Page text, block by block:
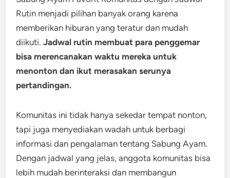
Rutin menjadi pilihan banyak orang karena
memberikan hiburan yang teratur dan mudah
diikuti.Jadwal rutin membuat para penggemar
bisa merencanakan waktu mereka untuk
menonton dan ikut merasakan serunya
pertandingan.
Komunitas ini tidak hanya sekedar tempat nonton,
tapi juga menyediakan wadah untuk berbagi
informasi dan pengalaman tentang Sabung Ayam.
Dengan jadwal yang jelas, anggota komunitas bisa
lebih mudah berinteraksi dan membangun